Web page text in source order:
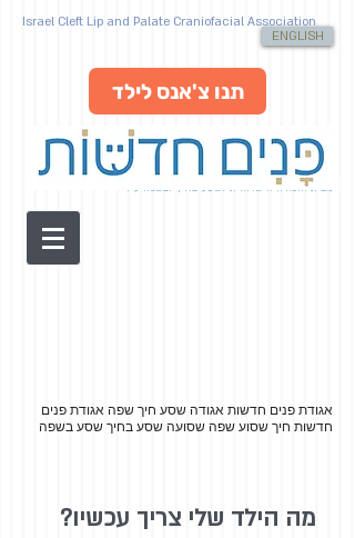
מבית האגודה הישראלית לשסע בחיך ובשפה ע"ר
ENGLISH
Israel Cleft Lip and Palate Craniofacial Association
אגודת פנים חדשות אגודה שסע חיך שפה אגודת פנים
חדשות חיך שסוע שפה שסועה שסע בחיך שסע בשפה
תנו צ'אנס לילד
מה הילד שלי צריך עכשיו?